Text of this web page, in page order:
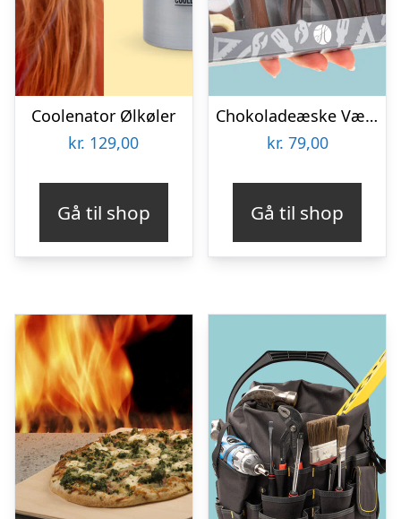
Coolenator Ølkøler
kr. 129,00
Gå til shop
Chokoladeæske Værktøj
kr. 79,00
Gå til shop